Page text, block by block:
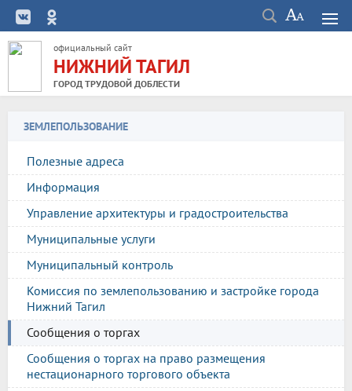
официальный сайт
НИЖНИЙ ТАГИЛ
ГОРОД ТРУДОВОЙ ДОБЛЕСТИ
ЗЕМЛЕПОЛЬЗОВАНИЕ
Полезные адреса
Информация
Управление архитектуры и градостроительства
Муниципальные услуги
Муниципальный контроль
Комиссия по землепользованию и застройке города
Нижний Тагил
Сообщения о торгах
Сообщения о торгах на право размещения
нестационарного торгового объекта